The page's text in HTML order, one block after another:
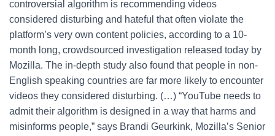
controversial algorithm is recommending videos
considered disturbing and hateful that often violate the
platform’s very own content policies, according to a 10-
month long, crowdsourced investigation released today by
Mozilla. The in-depth study also found that people in non-
English speaking countries are far more likely to encounter
videos they considered disturbing. (…) “YouTube needs to
admit their algorithm is designed in a way that harms and
misinforms people,” says Brandi Geurkink, Mozilla’s Senior